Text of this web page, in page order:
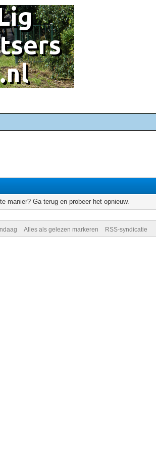
manier? Ga terug en probeer het opnieuw.
Alles als gelezen markeren RSS-syndicatie